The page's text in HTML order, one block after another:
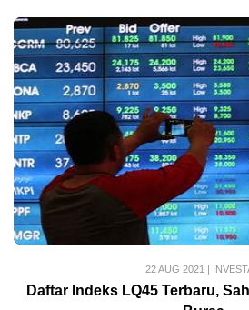
22 AUG 2021 |
Daftar Indeks LQ45 Terbaru,